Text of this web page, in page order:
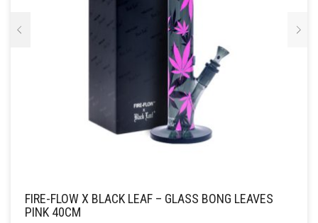
FIRE-FLOW X BLACK LEAF – GLASS BONG LEAVES
PINK 40CM